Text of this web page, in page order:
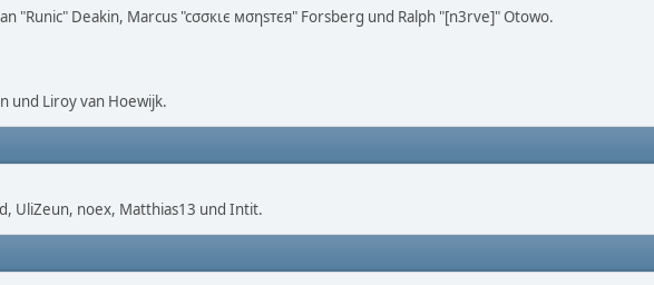
"Runic" Deakin, Marcus "cσσкιє мσηѕтєя" Forsberg und Ralph "[n3rve]" Otowo.
und Liroy van Hoewijk.
UliZeun, noex, Matthias13 und Intit.